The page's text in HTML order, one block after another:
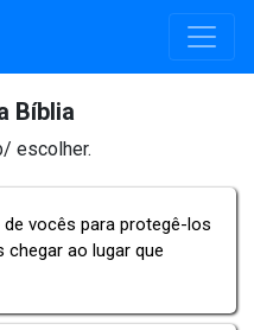
Bíblia
escolher.
vocês para protegê-los
ao lugar que